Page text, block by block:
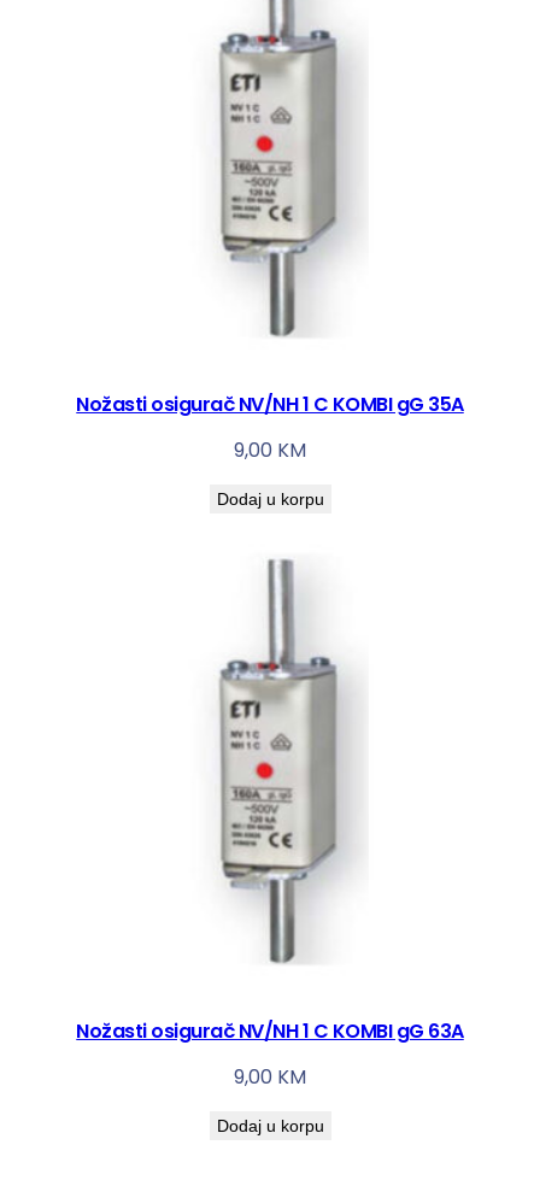
Nožasti osigurač NV/NH 1 C KOMBI gG 35A
9,00 KM
Dodaj u korpu
Nožasti osigurač NV/NH 1 C KOMBI gG 63A
9,00 KM
Dodaj u korpu